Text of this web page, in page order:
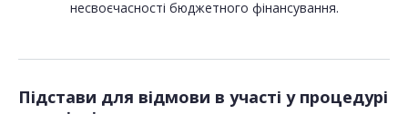
Підстави для відмови в участі у процедурі